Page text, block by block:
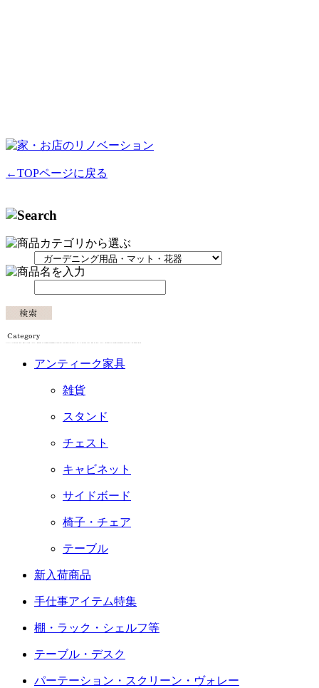
←TOPページに戻る
アンティーク家具
雑貨
スタンド
チェスト
キャビネット
サイドボード
椅子・チェア
テーブル
新入荷商品
手仕事アイテム特集
棚・ラック・シェルフ等
テーブル・デスク
パーテーション・スクリーン・ヴォレー